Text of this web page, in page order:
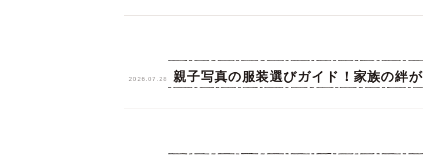
2026.07.28 親子写真の服装選びガイド！家族の絆